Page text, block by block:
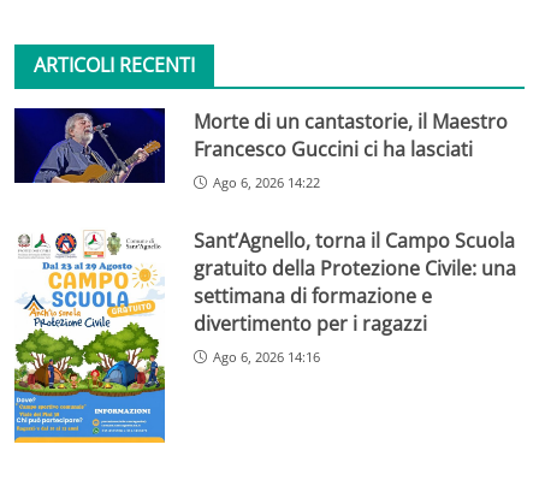
ARTICOLI RECENTI
Morte di un cantastorie, il Maestro
Francesco Guccini ci ha lasciati
Ago 6, 2026 14:22
Sant’Agnello, torna il Campo Scuola
gratuito della Protezione Civile: una
settimana di formazione e
divertimento per i ragazzi
Ago 6, 2026 14:16